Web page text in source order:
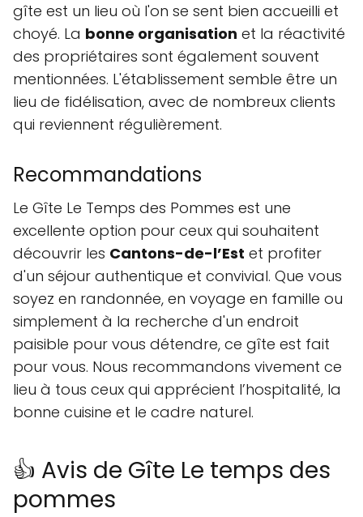
gîte est un lieu où l'on se sent bien accueilli et
choyé. La bonne organisation et la réactivité
des propriétaires sont également souvent
mentionnées. L'établissement semble être un
lieu de fidélisation, avec de nombreux clients
qui reviennent régulièrement.
Recommandations
Le Gîte Le Temps des Pommes est une
excellente option pour ceux qui souhaitent
découvrir les Cantons-de-l’Est et profiter
d'un séjour authentique et convivial. Que vous
soyez en randonnée, en voyage en famille ou
simplement à la recherche d'un endroit
paisible pour vous détendre, ce gîte est fait
pour vous. Nous recommandons vivement ce
lieu à tous ceux qui apprécient l’hospitalité, la
bonne cuisine et le cadre naturel.
👍 Avis de Gîte Le temps des
pommes